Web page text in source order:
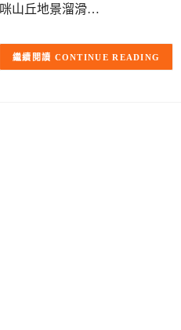
咪山丘地景溜滑…
CONTINUE READING